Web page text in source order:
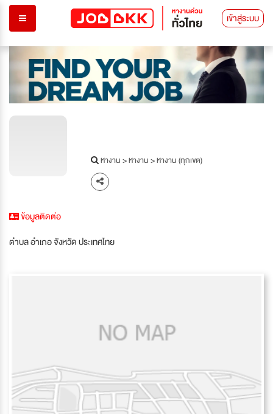
เข้าสู่ระบบ
หางาน>หางาน>หางาน (ทุกเขต)
ข้อมูลติดต่อ
ตำบล อำเภอ จังหวัด ประเทศไทย